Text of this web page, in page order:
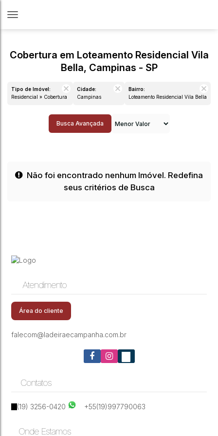
Cobertura em Loteamento Residencial Vila
Bella, Campinas - SP
Tipo de Imóvel:
Residencial » Cobertura
Cidade:
Campinas
Bairro:
Loteamento Residencial Vila Bella
Busca Avançada
Não foi encontrado nenhum Imóvel. Redefina
seus critérios de Busca
Atendimento
Área do cliente
falecom@ladeiraecampanha.com.br
Contatos
(19) 3256-0420 +55(19)997790063
Onde Estamos